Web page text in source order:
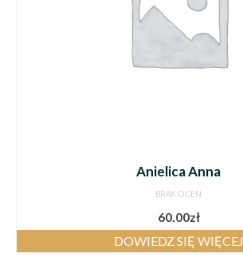
Anielica Anna
BRAK OCEN
60.00zł
DOWIEDZ SIĘ WIĘCEJ